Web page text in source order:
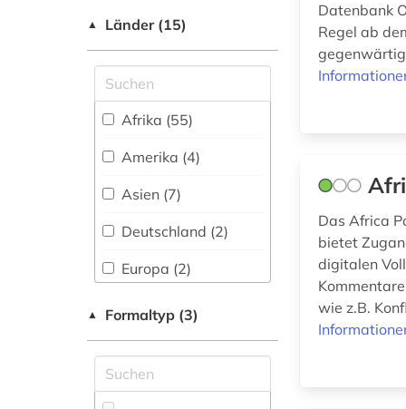
Slavistik (0)
Soziologie (6)
Sport (0)
Sprachen und
Kulturen Asiens, Afrikas
und Ozeaniens
(Orientalistik) (6)
Technik (1)
Theologie und
(3)
geschichte 1792-
1918 (1)
geschichte 1850-
2010 (1)
geschichte 1870-
2000 (1)
(1)
gesundheitsindikator
(1)
▲ Länder (15)
Afrika (55)
Amerika (4)
Asien (7)
Deutschland (2)
Europa (2)
Großbritannien (2)
Italien (1)
Mittelamerika (2)
▲ Formaltyp (3)
Datenbank
Regel ab
gegenwärtig
Das Africa
bietet
digitalen
wie z.B.